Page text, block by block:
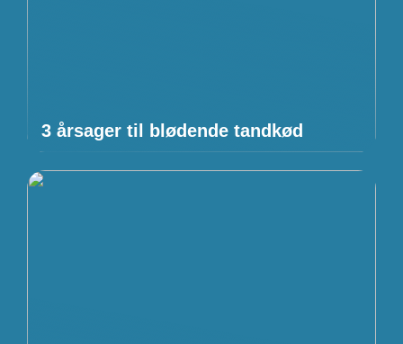
3 årsager til blødende tandkød